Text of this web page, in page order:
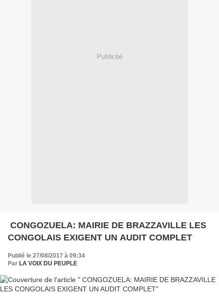
Publicité
CONGOZUELA: MAIRIE DE BRAZZAVILLE LES
CONGOLAIS EXIGENT UN AUDIT COMPLET
Publié le 27/08/2017 à 09:34
Par LA VOIX DU PEUPLE